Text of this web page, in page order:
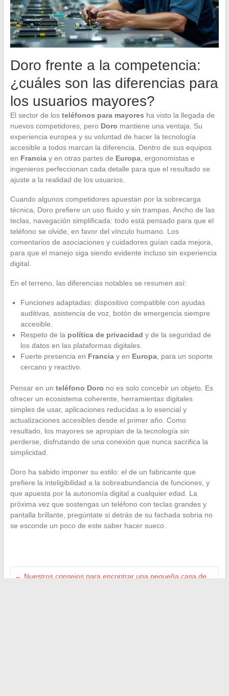
Doro frente a la competencia:
¿cuáles son las diferencias para
los usuarios mayores?
El sector de los teléfonos para mayores ha visto la llegada de
nuevos competidores, pero Doro mantiene una ventaja. Su
experiencia europea y su voluntad de hacer la tecnología
accesible a todos marcan la diferencia. Dentro de sus equipos
en Franciay en otras partes de Europa, ergonomistas e
ingenieros perfeccionan cada detalle para que el resultado se
ajuste a la realidad de los usuarios.
Cuando algunos competidores apuestan por la sobrecarga
técnica, Doro prefiere un uso fluido y sin trampas. Ancho de las
teclas, navegación simplificada: todo está pensado para que el
teléfono se olvide, en favor del vínculo humano. Los
comentarios de asociaciones y cuidadores guían cada mejora,
para que el manejo siga siendo evidente incluso sin experiencia
digital.
En el terreno, las diferencias notables se resumen así:
Funciones adaptadas: dispositivo compatible con ayudas
auditivas, asistencia de voz, botón de emergencia siempre
accesible.
Respeto de la política de privacidad y de la seguridad de
los datos en las plataformas digitales.
Fuerte presencia en Franciay en Europa, para un soporte
cercano y reactivo.
Pensar en un teléfono Doro no es solo concebir un objeto. Es
ofrecer un ecosistema coherente, herramientas digitales
simples de usar, aplicaciones reducidas a lo esencial y
actualizaciones accesibles desde el primer año. Como
resultado, los mayores se apropian de la tecnología sin
perderse, disfrutando de una conexión que nunca sacrifica la
simplicidad.
Doro ha sabido imponer su estilo: el de un fabricante que
prefiere la inteligibilidad a la sobreabundancia de funciones, y
que apuesta por la autonomía digital a cualquier edad. La
próxima vez que sostengas un teléfono con teclas grandes y
pantalla brillante, pregúntate si detrás de su fachada sobria no
se esconde un poco de este saber hacer sueco.
← Nuestros consejos para encontrar una pequeña casa de